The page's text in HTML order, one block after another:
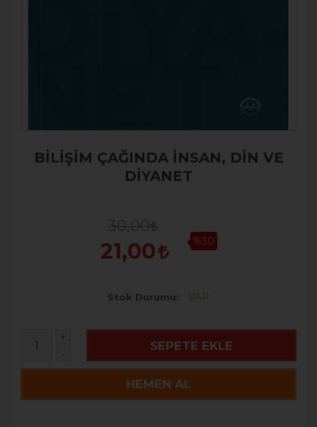
BİLİŞİM ÇAĞINDA İNSAN, DİN VE
DİYANET
30,00
21,00 %30
Stok Durumu VAR
+
-
SEPETE EKLE
HEMEN AL